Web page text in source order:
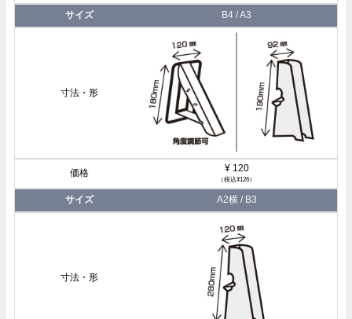
B4 / A3
¥ 120
（税込¥126）
A2横 / B3